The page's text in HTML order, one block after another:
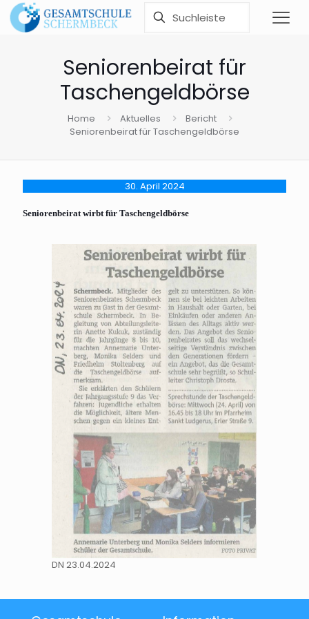
Seniorenbeirat für
Taschengeldbörse
Home Aktuelles
Bericht
Seniorenbeirat für Taschengeldbörse
30. April 2024
Seniorenbeirat wirbt für Taschengeldbörse
DN 23.04.2024